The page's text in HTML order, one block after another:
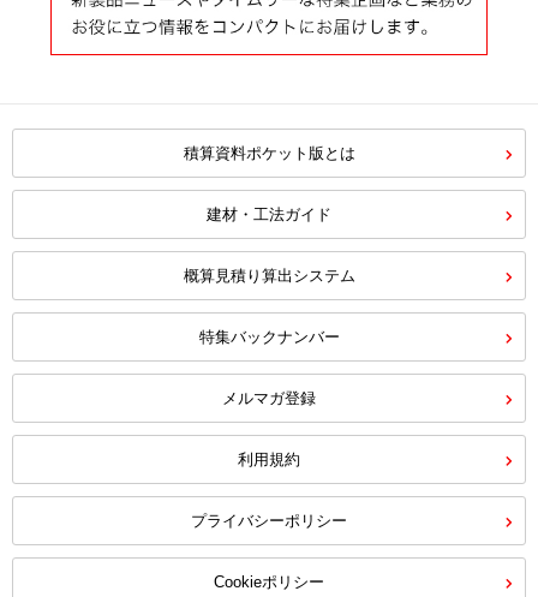
積算資料ポケット版とは
建材・工法ガイド
概算見積り算出システム
特集バックナンバー
メルマガ登録
利用規約
プライバシーポリシー
Cookieポリシー